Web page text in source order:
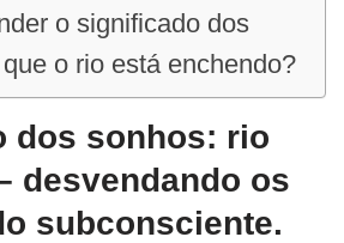
o significado dos
o rio está enchendo?
dos sonhos: rio
desvendando os
subconsciente.